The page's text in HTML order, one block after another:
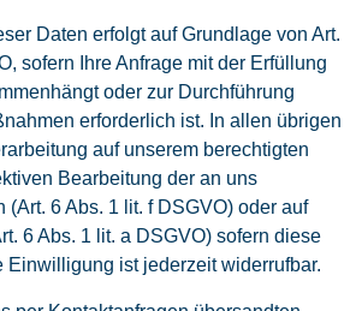
Daten erfolgt auf Grundlage von Art.
sofern Ihre Anfrage mit der Erfüllung
oder zur Durchführung
erforderlich ist. In allen übrigen
auf unserem berechtigten
Bearbeitung der an uns
(Art. 6 Abs. 1 lit. f DSGVO) oder auf
6 Abs. 1 lit. a DSGVO) sofern diese
Einwilligung ist jederzeit widerrufbar.